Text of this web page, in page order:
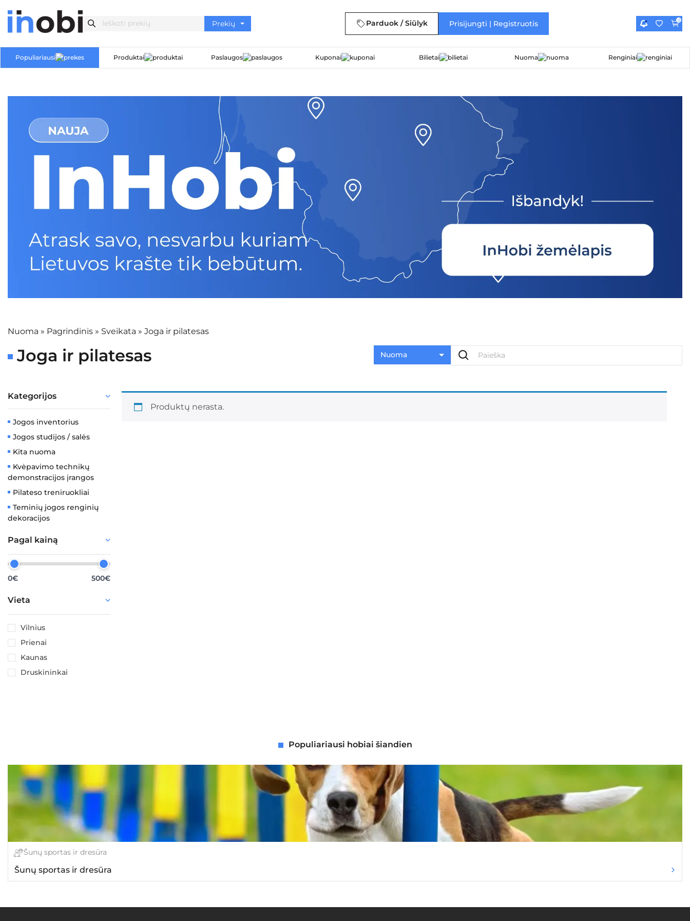
Parduok / Siūlyk Prisijungti | Registruotis 0
Populiariausi Produktai Paslaugos Kuponai Bilietai Nuoma Renginiai
Nuoma » Pagrindinis » Sveikata » Joga ir pilatesas
Joga ir pilatesas Nuoma
Kategorijos
Jogos inventorius
Jogos studijos / salės
Kita nuoma
Kvėpavimo technikų
demonstracijos įrangos
Pilateso treniruokliai
Teminių jogos renginių
dekoracijos
Pagal kainą
0€ 500€
Vieta
Vilnius
Prienai
Kaunas
Druskininkai
Produktų nerasta.
Populiariausi hobiai šiandien
Šunų sportas ir dresūra
Šunų sportas ir dresūra